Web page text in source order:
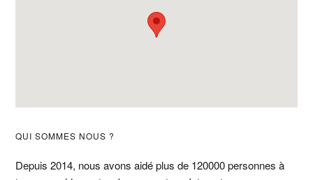
Barre
latérale
QUI SOMMES NOUS ?
Depuis 2014, nous avons aidé plus de 120000 personnes à